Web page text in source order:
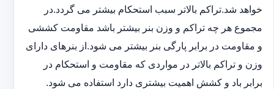
خواهد شد.‎تراکم بالاتر سبب استحکام بیشتر می گردد.در
مجموع هر چه تراکم و وزن بنر بیشتر باشد مقاومت کششی
و مقاومت در ‏برابر پارگی بنر بیشتر می شود.از بنرهای دارای
وزن و تراکم بالاتر در مواردی که مقاومت و استحکام در
برابر باد و ‏کشش اهمیت بیشتری دارد استفاده می شود‎.‎